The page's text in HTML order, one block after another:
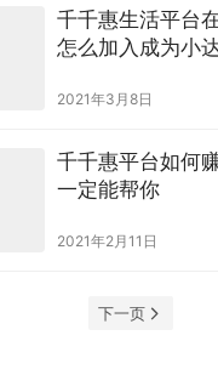
千千惠生活平台
怎么加入成为小
2021年3月8日
千千惠平台如何
一定能帮你
2021年2月11日
下一页